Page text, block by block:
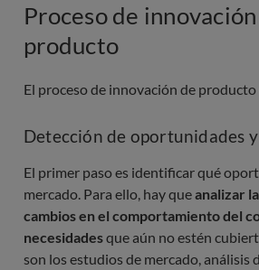
Proceso de
producto
El proceso de innovación de producto
Detección de oportunidades
El primer paso es identificar qué
mercado. Para ello, hay queanalizar
cambios en el comportamiento del
necesidadesque aún no estén
son los estudios de mercado, análisis